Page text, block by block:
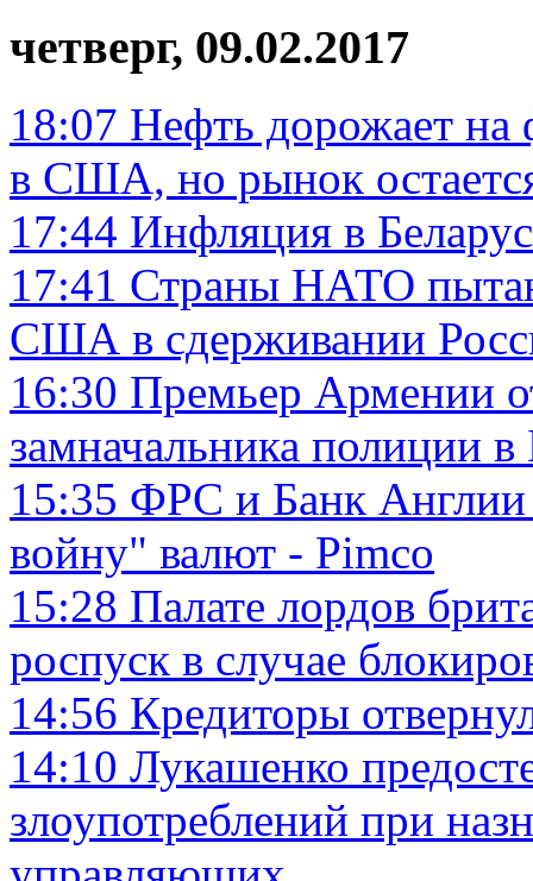
четверг, 09.02.2017
18:07 Нефть дорожает на
в США, но рынок
17:44 Инфляция в
17:41 Страны НАТО
США в сдерживании
16:30 Премьер Армении
замначальника полиции в
15:35 ФРС и Банк
войну" валют - Pimco
15:28 Палате лордов
роспуск в случае
14:56 Кредиторы
14:10 Лукашенко
злоупотреблений при